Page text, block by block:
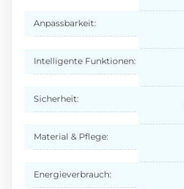
Anpassbarkeit:
Intelligente Funktionen:
Sicherheit:
Material & Pflege:
Energieverbrauch: